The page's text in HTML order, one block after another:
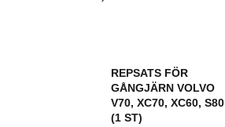
REPSATS FÖR
GÅNGJÄRN VOLVO
V70, XC70, XC60, S80
(1 ST)